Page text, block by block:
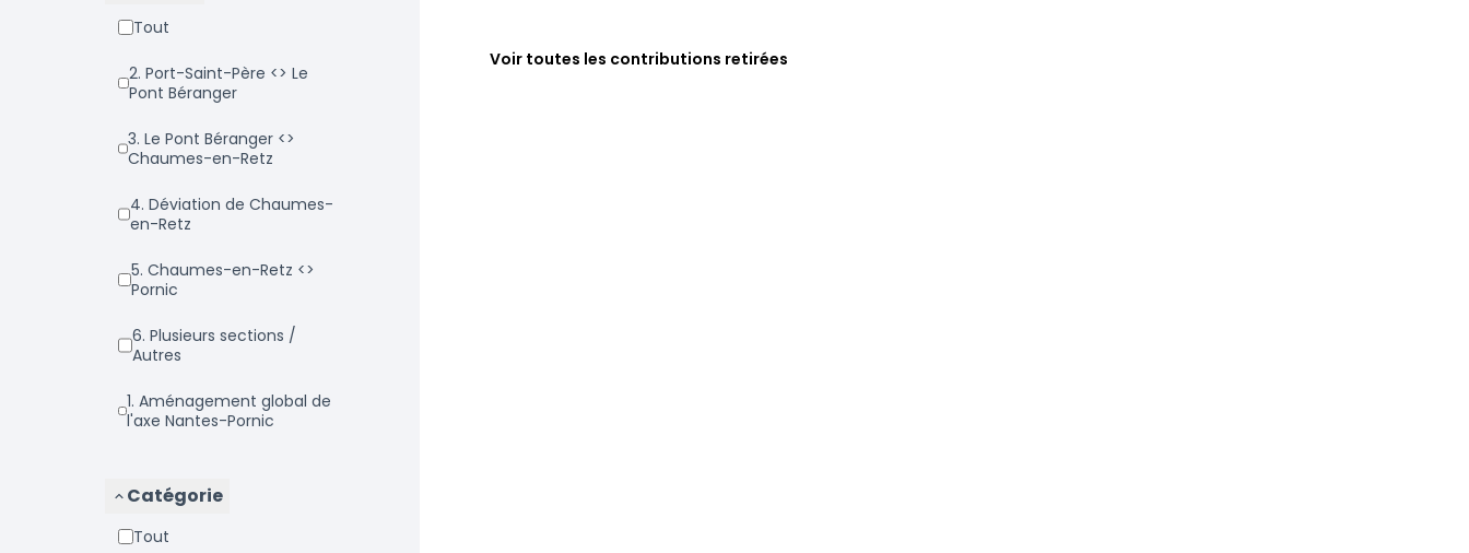
Tout
2. Port-Saint-Père <> Le
Pont Béranger
3. Le Pont Béranger <>
Chaumes-en-Retz
4. Déviation de Chaumes-
en-Retz
5. Chaumes-en-Retz <>
Pornic
6. Plusieurs sections /
Autres
1. Aménagement global de
l'axe Nantes-Pornic
Catégorie
Tout
Voir toutes les contributions retirées